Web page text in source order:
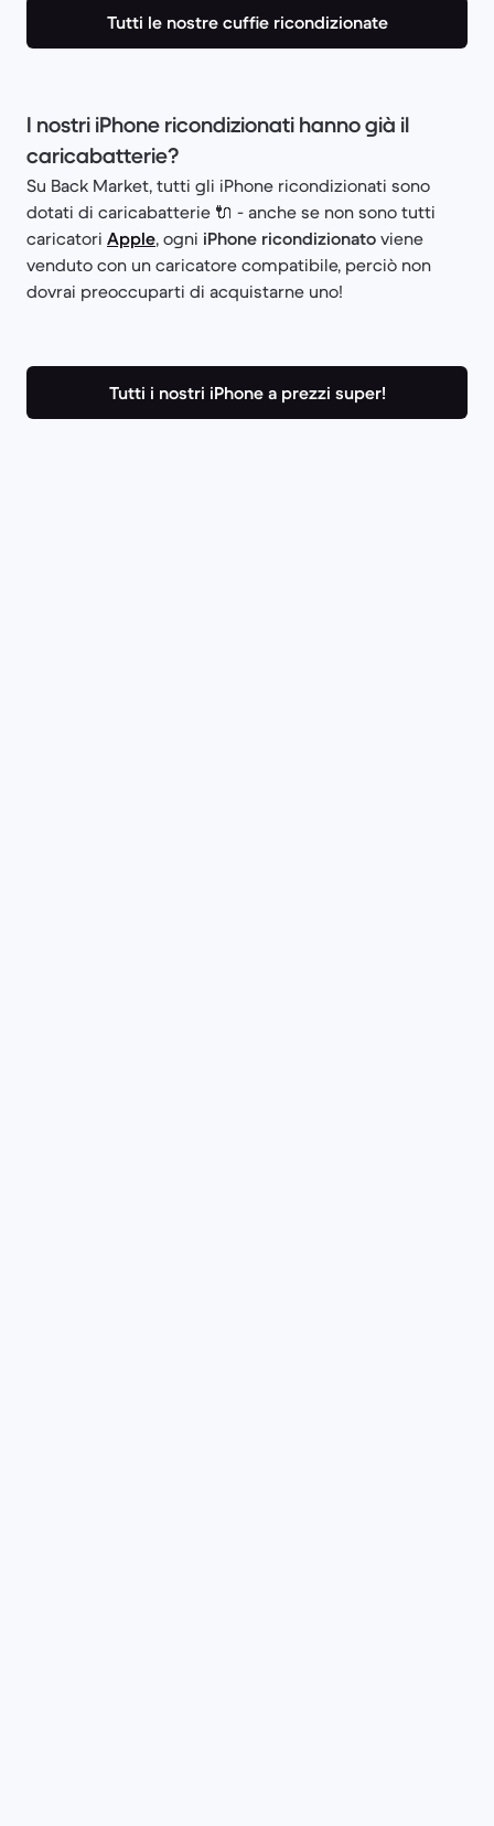
Tutti le nostre cuffie ricondizionate
I nostri iPhone ricondizionati hanno già il
caricabatterie?
Su Back Market, tutti gli iPhone ricondizionati sono
dotati di caricabatterie 🔌 - anche se non sono tutti
caricatori Apple, ogni iPhone ricondizionato viene
venduto con un caricatore compatibile, perciò non
dovrai preoccuparti di acquistarne uno!
Tutti i nostri iPhone a prezzi super!